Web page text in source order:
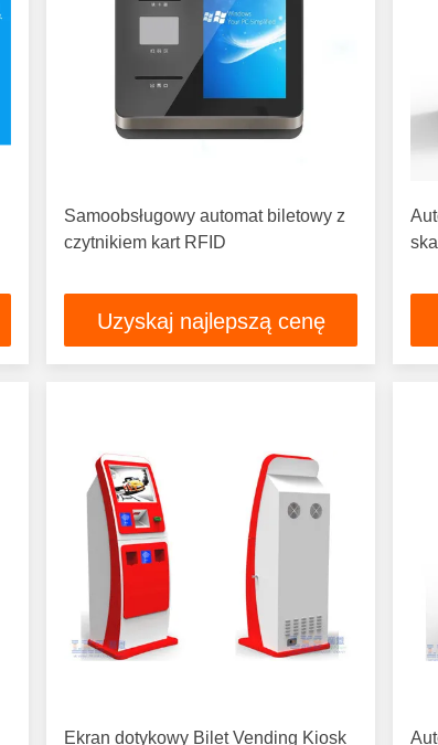
Samoobsługowy automat biletowy z
czytnikiem kart RFID
Uzyskaj najlepszą cenę
Ekran dotykowy Bilet Vending Kiosk